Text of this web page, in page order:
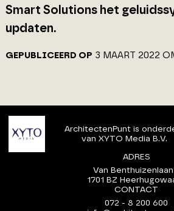
Smart Solutions het
updaten.
GEPUBLICEERD OP 3 MAART 2022
ArchitectenPunt is
van XYTO Media B.V.
ADRES
Van Benthuizenlaan
1701 BZ
CONTACT
072 - 8 200 600